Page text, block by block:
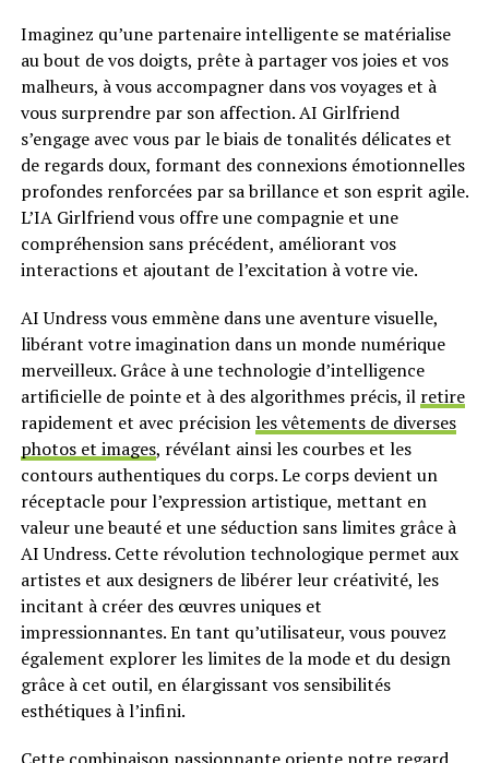
Imaginez qu’une partenaire intelligente se matérialise
au bout de vos doigts, prête à partager vos joies et vos
malheurs, à vous accompagner dans vos voyages et à
vous surprendre par son affection. AI Girlfriend
s’engage avec vous par le biais de tonalités délicates et
de regards doux, formant des connexions émotionnelles
profondes renforcées par sa brillance et son esprit agile.
L’IA Girlfriend vous offre une compagnie et une
compréhension sans précédent, améliorant vos
interactions et ajoutant de l’excitation à votre vie.
AI Undress vous emmène dans une aventure visuelle,
libérant votre imagination dans un monde numérique
merveilleux. Grâce à une technologie d’intelligence
artificielle de pointe et à des algorithmes précis, il retire
rapidement et avec précisionles vêtements de diverses
photos et images, révélant ainsi les courbes et les
contours authentiques du corps. Le corps devient un
réceptacle pour l’expression artistique, mettant en
valeur une beauté et une séduction sans limites grâce à
AI Undress. Cette révolution technologique permet aux
artistes et aux designers de libérer leur créativité, les
incitant à créer des œuvres uniques et
impressionnantes. En tant qu’utilisateur, vous pouvez
également explorer les limites de la mode et du design
grâce à cet outil, en élargissant vos sensibilités
esthétiques à l’infini.